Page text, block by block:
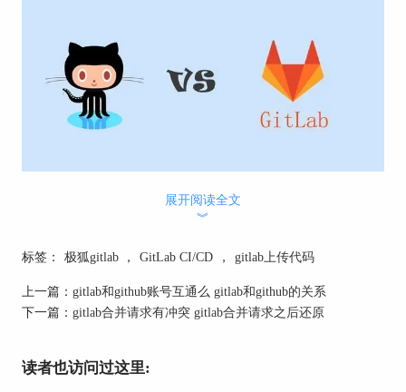
GitHub，作为全球最大的开源社区和代码托管平
台，拥有庞大的用户基础和丰富的开源项目资源。
作开发。
而GitLab则以其一体化的解决方案著称，不仅支持
代码托管，还内置了CI/CD工具，让软件开发的整
从功能上讲，GitLab提供了一些GitHub没有的功
能，例如内置的持续集成/持续部署（CI/CD）功
展开阅读全文
︾
标签： 极狐gitlab ， GitLab CI/CD ， gitlab上传代码
上一篇： gitlab和github账号互通么 gitlab和github的关系
下一篇： gitlab合并请求有冲突 gitlab合并请求之后还原
读者也访问过这里: